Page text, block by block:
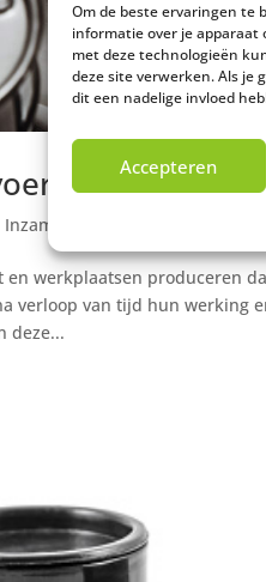
Om de beste ervaringen te
informatie over je apparaat
met deze technologieën
deze site verwerken. Als
dit een nadelige invloed
Accepteren
efficiënt
Inzameling
werkplaatsen produceren
verloop van tijd hun werking
deze...